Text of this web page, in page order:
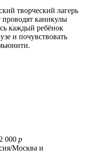
творческий лагерь
проводят каникулы
каждый ребёнок
и почувствовать
000 p
Москва и